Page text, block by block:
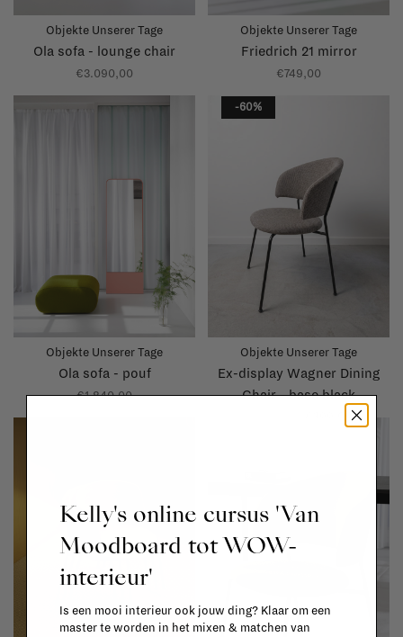
Objekte Unserer Tage
Ola sofa - lounge chair
€3.090,00
Objekte Unserer Tage
Friedrich 21 mirror
€749,00
Objekte Unserer Tage
Ola sofa - pouf
€1.840,00
-60%
Objekte Unserer Tage
Ex-display Wagner Dining
Chair - base black
Kelly's online cursus 'Van
Moodboard tot WOW-
interieur'
Is een mooi interieur ook jouw ding? Klaar om een
master te worden in het mixen & matchen van